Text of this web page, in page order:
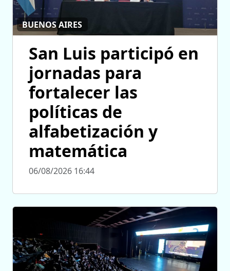
BUENOS AIRES
San Luis participó en
jornadas para
fortalecer las
políticas de
alfabetización y
matemática
06/08/2026 16:44